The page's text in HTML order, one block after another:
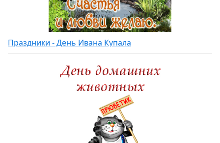
Праздники - День Ивана Купала